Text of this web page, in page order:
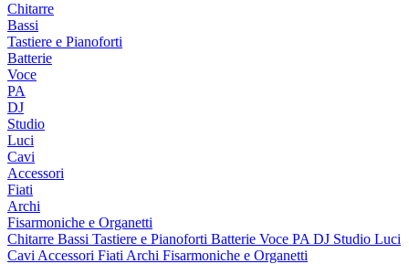
Chitarre
Bassi
Tastiere e Pianoforti
Batterie
Voce
PA
DJ
Studio
Luci
Cavi
Accessori
Fiati
Archi
Fisarmoniche e Organetti
Chitarre Bassi Tastiere e Pianoforti Batterie Voce PA DJ Studio Luci
Cavi Accessori Fiati Archi Fisarmoniche e Organetti